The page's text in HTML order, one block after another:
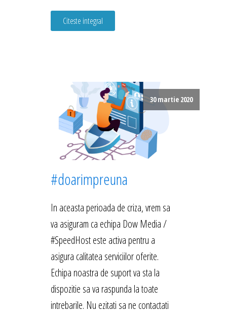
Citeste integral
30 martie 2020
#doarimpreuna
In aceasta perioada de criza, vrem sa
va asiguram ca echipa Dow Media /
#SpeedHost este activa pentru a
asigura calitatea serviciilor oferite.
Echipa noastra de suport va sta la
dispozitie sa va raspunda la toate
intrebarile. Nu ezitati sa ne contactati